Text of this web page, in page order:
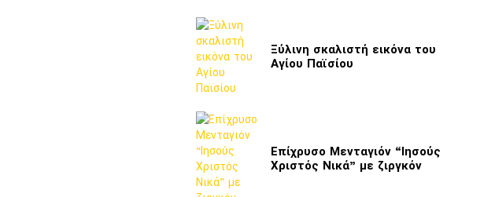
Ξύλινη σκαλιστή εικόνα του
Αγίου Παϊσίου
Επίχρυσο Μενταγιόν “Ιησούς
Χριστός Νικά” με ζιργκόν